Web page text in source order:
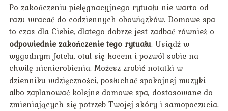
Po zakończeniu pielęgnacyjnego rytuału nie warto od
razu wracać do codziennych obowiązków. Domowe spa
to czas dla Ciebie, dlatego dobrze jest zadbać również o
odpowiednie zakończenie tego rytuału. Usiądź w
wygodnym fotelu, otul się kocem i pozwól sobie na
chwilę nicnierobienia. Możesz zrobić notatki w
dzienniku wdzięczności, posłuchać spokojnej muzyki
albo zaplanować kolejne domowe spa, dostosowane do
zmieniających się potrzeb Twojej skóry i samopoczucia.